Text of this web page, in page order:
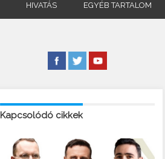
HIVATÁS EGYÉB TARTALOM
Kapcsolódó cikkek